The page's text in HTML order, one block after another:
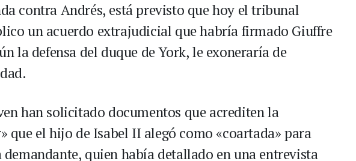
contra Andrés, está previsto que hoy el tribunal
un acuerdo extrajudicial que habría firmado Giuffre
la defensa del duque de York, le exoneraría de
han solicitado documentos que acrediten la
que el hijo de Isabel II alegó como «coartada» para
quien había detallado en una entrevista